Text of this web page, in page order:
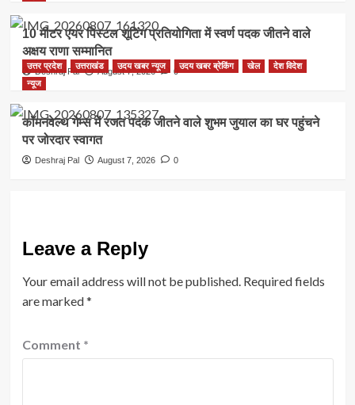
10 मीटर एयर पिस्टल शूटिंग प्रतियोगिता में स्वर्ण पदक जीतने वाले
अक्षय राणा सम्मानित
Deshraj Pal August 7, 2026 0
उत्तर प्रदेश उत्तराखंड उदय खबर न्यूज उदय खबर ब्रेकिंग खेल
देश विदेश
न्यूज
कॉमनवेल्थ गेम्स में रजत पदक जीतने वाले शुभम जुयाल का घर पहुंचने
पर जोरदार स्वागत
Deshraj Pal August 7, 2026 0
Leave a Reply
Your email address will not be published. Required fields
are marked*
Comment *